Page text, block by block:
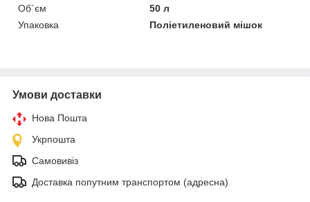
Об`єм
50 л
Упаковка
Поліетиленовий мішок
Умови доставки
Нова Пошта
Укрпошта
Самовивіз
Доставка попутним транспортом (адресна)